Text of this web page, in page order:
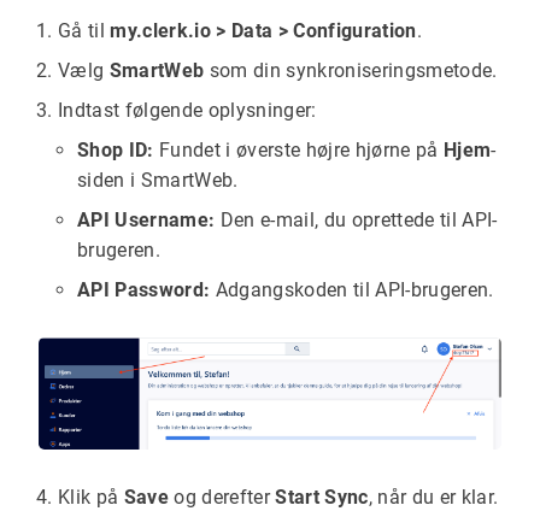
Gå tilmy.clerk.io > Data > Configuration.
Vælg SmartWeb som din synkroniseringsmetode.
Indtast følgende oplysninger:
Shop ID: Fundet i øverste højre hjørne på Hjem-
siden i SmartWeb.
API Username: Den e-mail, du oprettede til API-
brugeren.
API Password: Adgangskoden til API-brugeren.
Klik på Saveog derefterStart Sync, når du er klar.